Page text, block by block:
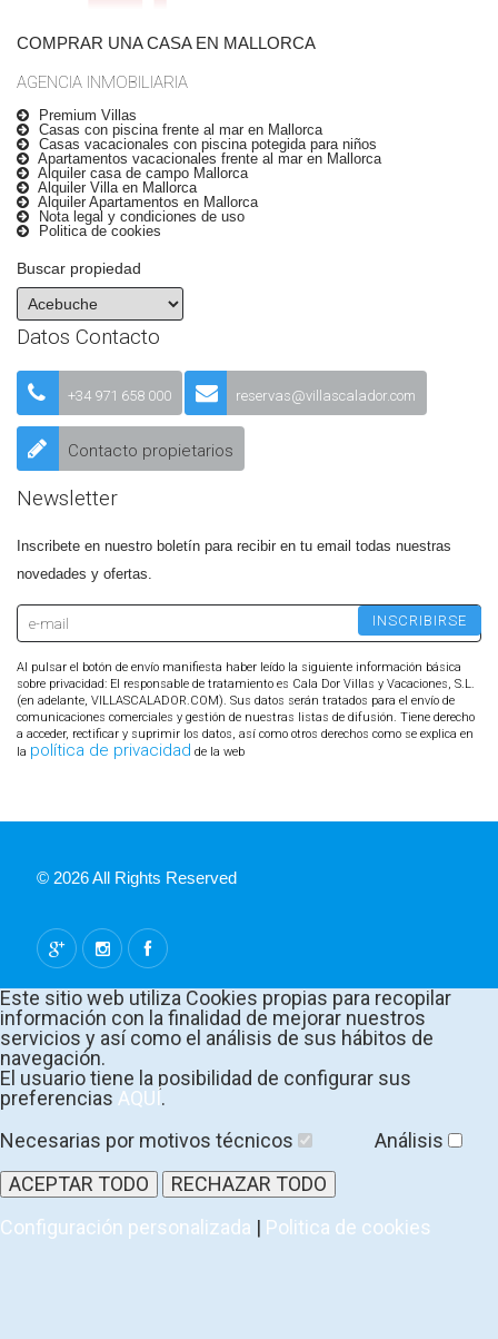
COMPRAR UNA CASA EN MALLORCA
AGENCIA INMOBILIARIA
Premium Villas
Casas con piscina frente al mar en Mallorca
Casas vacacionales con piscina potegida para niños
Apartamentos vacacionales frente al mar en Mallorca
Alquiler casa de campo Mallorca
Alquiler Villa en Mallorca
Alquiler Apartamentos en Mallorca
Nota legal y condiciones de uso
Politica de cookies
Buscar propiedad
Datos Contacto
+34 971 658 000 reservas@villascalador.com
Contacto propietarios
Newsletter
Inscribete en nuestro boletín para recibir en tu email todas nuestras
novedades y ofertas.
Al pulsar el botón de envío manifiesta haber leído la siguiente información básica
sobre privacidad: El responsable de tratamiento es Cala Dor Villas y Vacaciones, S.L.
(en adelante, VILLASCALADOR.COM). Sus datos serán tratados para el envío de
comunicaciones comerciales y gestión de nuestras listas de difusión. Tiene derecho
a acceder, rectificar y suprimir los datos, así como otros derechos como se explica en
la política de privacidad de la web
© 2026 All Rights Reserved
Este sitio web utiliza Cookies propias para recopilar
información con la finalidad de mejorar nuestros
servicios y así como el análisis de sus hábitos de
navegación.
El usuario tiene la posibilidad de configurar sus
preferencias AQUÍ.
Necesarias por motivos técnicos
Análisis
ACEPTAR TODO
RECHAZAR TODO
Configuración personalizada | Politica de cookies